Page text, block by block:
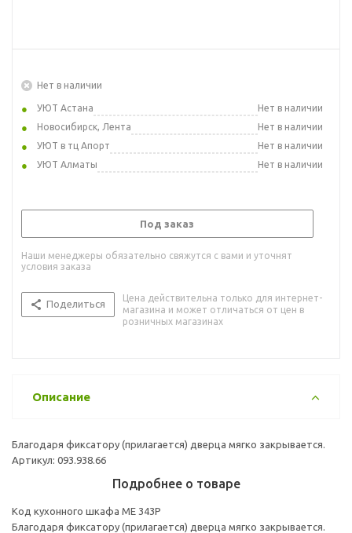
Нет в наличии
УЮТ Астана
Нет в наличии
Новосибирск, Лента
Нет в наличии
УЮТ в тц Апорт
Нет в наличии
УЮТ Алматы
Нет в наличии
Под заказ
Наши менеджеры обязательно свяжутся с вами и уточнят
условия заказа
Поделиться
Цена действительна только для интернет-
магазина и может отличаться от цен в
розничных магазинах
Описание
Благодаря фиксатору (прилагается) дверца мягко закрывается.
Артикул: 093.938.66
Подробнее о товаре
Код кухонного шкафа ME 343P
Благодаря фиксатору (прилагается) дверца мягко закрывается.